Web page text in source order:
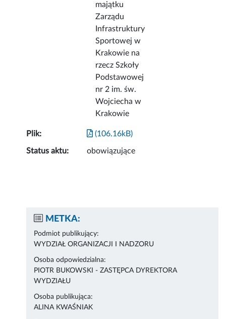
majątku
Zarządu
Infrastruktury
Sportowej w
Krakowie na
rzecz Szkoły
Podstawowej
nr 2 im. św.
Wojciecha w
Krakowie
Plik: (106.16kB)
Status aktu: obowiązujące
METKA:
Podmiot publikujący:
WYDZIAŁ ORGANIZACJI I NADZORU
Osoba odpowiedzialna:
PIOTR BUKOWSKI - ZASTĘPCA DYREKTORA
WYDZIAŁU
Osoba publikująca:
ALINA KWAŚNIAK